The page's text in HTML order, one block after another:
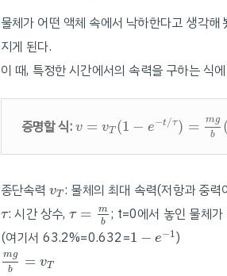
물체가 어떤 액체 속에서 낙하한다고 생각
지게 된다.
이 때, 특정한 시간에서의 속력을 구하는 식
증명할 식: v = vT (1 − e−t/τ ) = mg
b
(
1− /τ)=m b(1
종단속력 vT
vT: 물체의 최대 속력(저항과 중력
τ
τ: 시간 상수, τ =
m
b
τ=m b ; t=0에서 놓인 물체
(여기서 63.2%=0.632=1 − e−1
1 −1)
mg
b
= vT
mg